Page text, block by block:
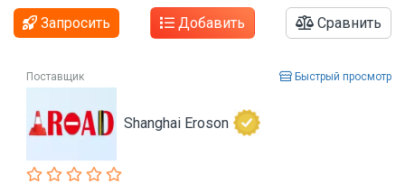
Запросить Добавить Сравнить
Поставщик Быстрый просмотр
Shanghai Eroson